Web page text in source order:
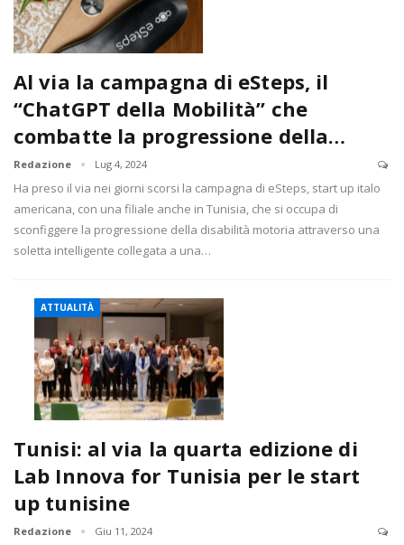
Al via la campagna di eSteps, il
“ChatGPT della Mobilità” che
combatte la progressione della…
Redazione Lug 4, 2024
Ha preso il via nei giorni scorsi la campagna di eSteps, start up italo
americana, con una filiale anche in Tunisia, che si occupa di
sconfiggere la progressione della disabilità motoria attraverso una
soletta intelligente collegata a una…
ATTUALITÀ
Tunisi: al via la quarta edizione di
Lab Innova for Tunisia per le start
up tunisine
Redazione Giu 11, 2024